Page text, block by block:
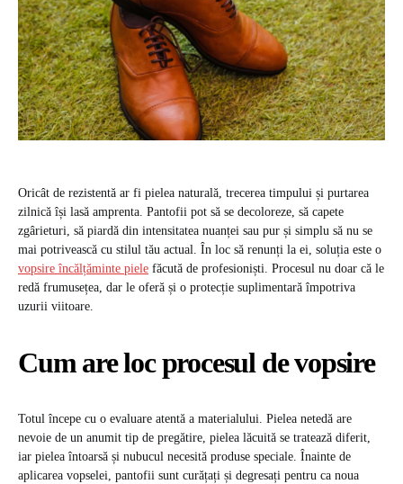
Oricât de rezistentă ar fi pielea naturală, trecerea timpului și purtarea
zilnică își lasă amprenta. Pantofii pot să se decoloreze, să capete
zgârieturi, să piardă din intensitatea nuanței sau pur și simplu să nu se
mai potrivească cu stilul tău actual. În loc să renunți la ei, soluția este o
vopsire încălțăminte piele făcută de profesioniști. Procesul nu doar că le
redă frumusețea, dar le oferă și o protecție suplimentară împotriva
uzurii viitoare.
Cum are loc procesul de vopsire
Totul începe cu o evaluare atentă a materialului. Pielea netedă are
nevoie de un anumit tip de pregătire, pielea lăcuită se tratează diferit,
iar pielea întoarsă și nubucul necesită produse speciale. Înainte de
aplicarea vopselei, pantofii sunt curățați și degresați pentru ca noua